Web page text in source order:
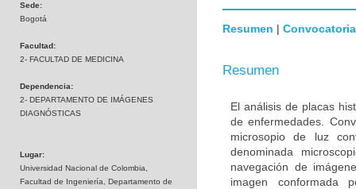
Sede:
Bogotá
Facultad:
2- FACULTAD DE MEDICINA
Dependencia:
2- DEPARTAMENTO DE IMÁGENES
DIAGNÓSTICAS
Lugar:
Universidad Nacional de Colombia,
Facultad de Ingeniería, Departamento de
Resumen | Convocatoria
Resumen
El análisis de placas
de enfermedades.
microsopio de luz
denominada
navegación de
imagen conformada